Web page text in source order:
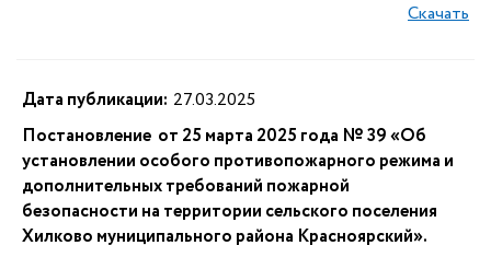
Скачать
Дата публикации: 27.03.2025
Постановление от 25 марта 2025 года № 39 «Об
установлении особого противопожарного режима и
дополнительных требований пожарной
безопасности на территории сельского поселения
Хилково муниципального района Красноярский».